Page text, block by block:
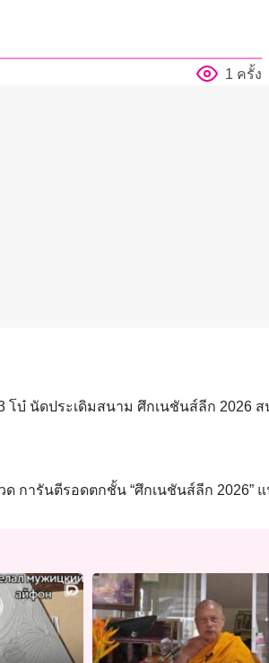
1 ครั้ง
โบ๋ นัดประเดิมสนาม ศึกเนชันส์ลีก 2026
ด การันตีรอดตกชั้น “ศึกเนชันส์ลีก 2026”